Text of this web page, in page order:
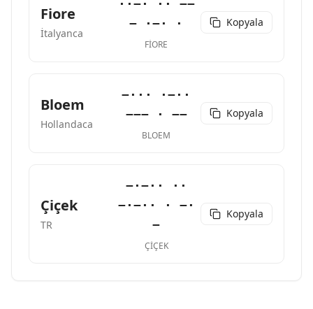
Fiore
İtalyanca
··−· ·· −−
− ·−· ·
FIORE
Kopyala
Bloem
Hollandaca
−··· ·−··
−−− · −−
BLOEM
Kopyala
Çiçek
TR
−·−·· ··
−·−·· · −·
−
ÇIÇEK
Kopyala